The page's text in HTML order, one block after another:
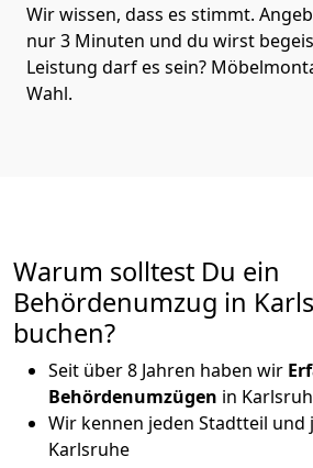
Wir wissen, dass es stimmt.
nur 3 Minuten und du wirst
Leistung darf es sein?
Wahl.
Warum solltest Du ein
Behördenumzug in
buchen?
Seit über 8 Jahren haben wir
Behördenumzügen in
Wir kennen jeden Stadtteil und
Karlsruhe